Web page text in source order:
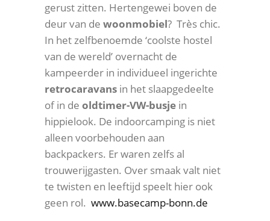
gerust zitten. Hertengewei boven de
deur van de woonmobiel? Très chic.
In het zelfbenoemde ‘coolste hostel
van de wereld’ overnacht de
kampeerder in individueel ingerichte
retrocaravans in het slaapgedeelte
of in de oldtimer-VW-busje in
hippielook. De indoorcamping is niet
alleen voorbehouden aan
backpackers. Er waren zelfs al
trouwerijgasten. Over smaak valt niet
te twisten en leeftijd speelt hier ook
geen rol. www.basecamp-bonn.de